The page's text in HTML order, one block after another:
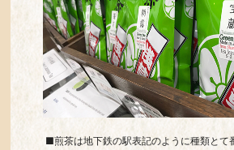
■煎茶は地下鉄の駅表記のように種類とて